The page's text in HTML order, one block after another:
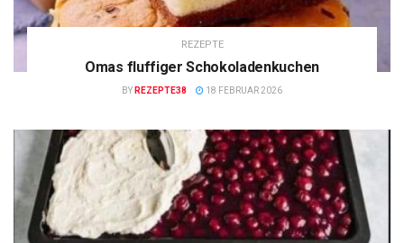
REZEPTE
Omas fluffiger Schokoladenkuchen
BY REZEPTE38 18 FEBRUAR 2026